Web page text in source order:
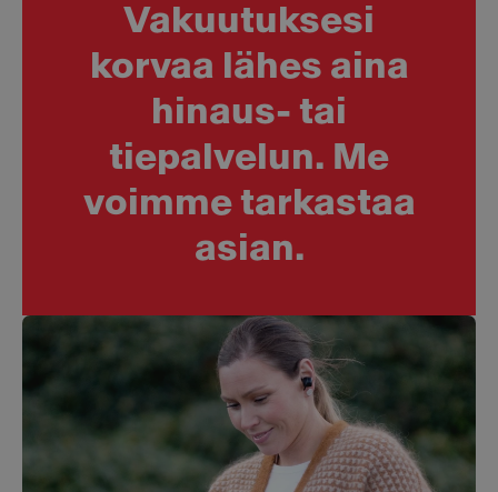
Vakuutuksesi
korvaa lähes aina
hinaus- tai
tiepalvelun. Me
voimme tarkastaa
asian.